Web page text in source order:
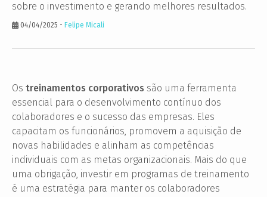
sobre o investimento e gerando melhores resultados.
04/04/2025 - Felipe Micali
Os treinamentos corporativos são uma ferramenta
essencial para o desenvolvimento contínuo dos
colaboradores e o sucesso das empresas. Eles
capacitam os funcionários, promovem a aquisição de
novas habilidades e alinham as competências
individuais com as metas organizacionais. Mais do que
uma obrigação, investir em programas de treinamento
é uma estratégia para manter os colaboradores